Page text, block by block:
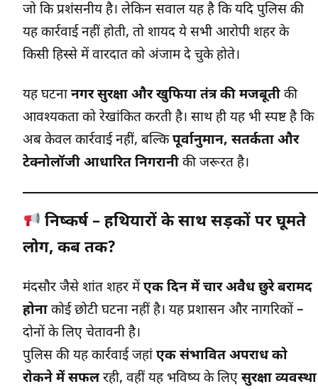
जो कि प्रशंसनीय है। लेकिन सवाल यह है कि यदि पुलिस की
यह कार्रवाई नहीं होती, तो शायद ये सभी आरोपी शहर के
किसी हिस्से में वारदात को अंजाम दे चुके होते।
यह घटनानगर सुरक्षा और खुफिया तंत्र की मजबूती की
आवश्यकता को रेखांकित करती है। साथ ही यह भी स्पष्ट है कि
अब केवल कार्रवाई नहीं, बल्किपूर्वानुमान, सतर्कता और
टेक्नोलॉजी आधारित निगरानी की जरूरत है।
निष्कर्ष – हथियारों के साथ सड़कों पर घूमते
लोग, कब तक?
मंदसौर जैसे शांत शहर मेंएक दिन में चार अवैध छुरे बरामद
होना कोई छोटी घटना नहीं है। यह प्रशासन और नागरिकों –
दोनों के लिए चेतावनी है।
पुलिस की यह कार्रवाई जहांएक संभावित अपराध को
रोकने में सफलरही, वहीं यह भविष्य के लिए सुरक्षा व्यवस्था